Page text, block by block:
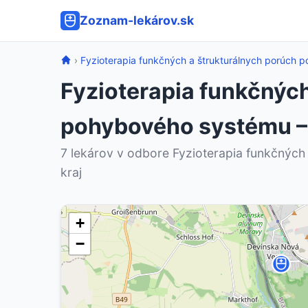
Zoznam-lekárov.sk
› Fyzioterapia funkčných a štrukturálnych porúch
Fyzioterapia
pohybového systému
7 lekárov v odbore Fyzioterapia
kraj
+
−